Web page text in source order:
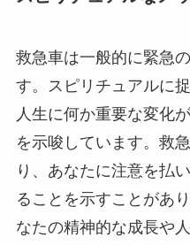
救急車は一般的に緊急
す。スピリチュアルに
人生に何か重要な変化
を示唆しています。救
り、あなたに注意を払
ることを示すことがあ
なたの精神的な成長や